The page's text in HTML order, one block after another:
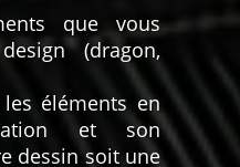
que vous
(dragon,
éléments en
et son
dessin soit une